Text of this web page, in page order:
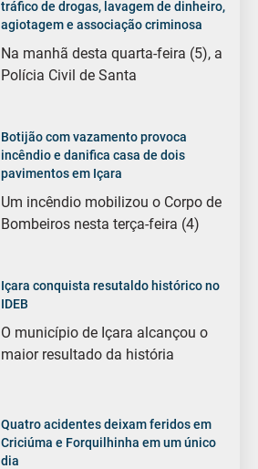
tráfico de drogas, lavagem de dinheiro,
agiotagem e associação criminosa
Na manhã desta quarta-feira (5), a
Polícia Civil de Santa
Botijão com vazamento provoca
incêndio e danifica casa de dois
pavimentos em Içara
Um incêndio mobilizou o Corpo de
Bombeiros nesta terça-feira (4)
Içara conquista resutaldo histórico no
IDEB
O município de Içara alcançou o
maior resultado da história
Quatro acidentes deixam feridos em
Criciúma e Forquilhinha em um único
dia